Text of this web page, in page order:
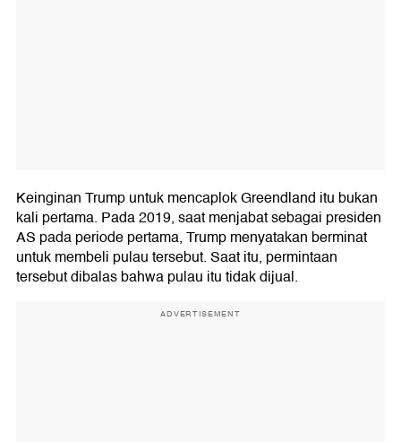
Keinginan Trump untuk mencaplok Greendland itu bukan
kali pertama. Pada 2019, saat menjabat sebagai presiden
AS pada periode pertama, Trump menyatakan berminat
untuk membeli pulau tersebut. Saat itu, permintaan
tersebut dibalas bahwa pulau itu tidak dijual.
ADVERTISEMENT